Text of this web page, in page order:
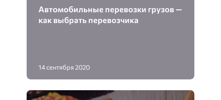
Автомобильные перевозки грузов —
как выбрать перевозчика
14 сентября 2020